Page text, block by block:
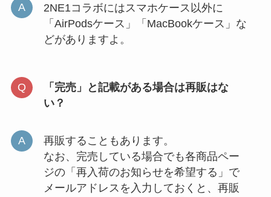
2NE1コラボにはスマホケース以外に
「AirPodsケース」「MacBookケース」な
どがありますよ。
「完売」と記載がある場合は再販はな
い？
再販することもあります。
なお、完売している場合でも各商品ペー
ジの「再入荷のお知らせを希望する」で
メールアドレスを入力しておくと、再販